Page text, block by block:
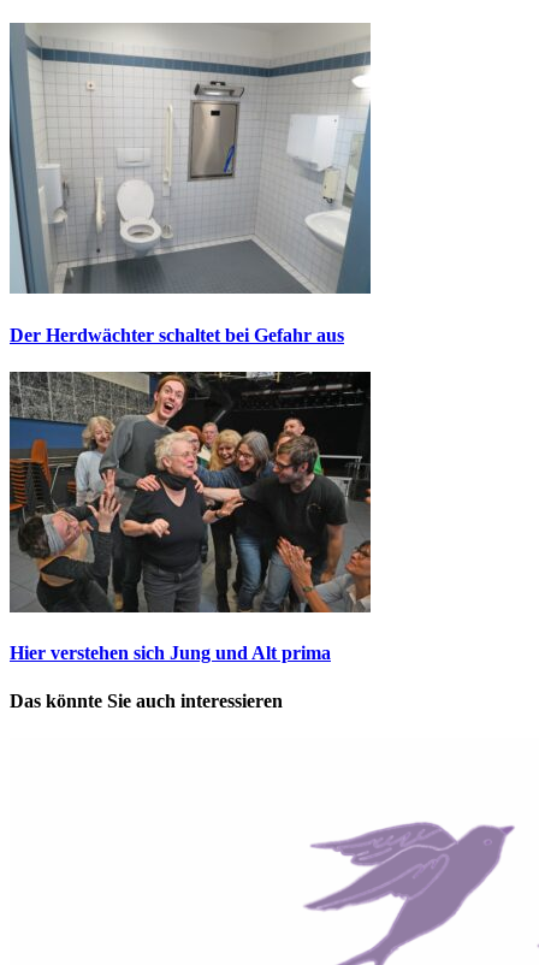
Der Herdwächter schaltet bei Gefahr aus
Hier verstehen sich Jung und Alt prima
Das könnte Sie auch interessieren